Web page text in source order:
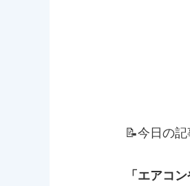
📝今日の
「エアコ